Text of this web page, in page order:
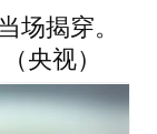
场揭穿。
央视）